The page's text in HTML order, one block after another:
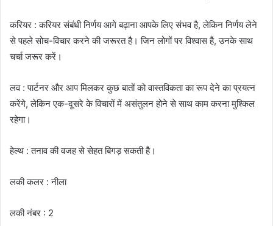
करियर : करियर संबंधी निर्णय आगे बढ़ाना आपके लिए संभव है, लेकिन निर्णय लेने
से पहले सोच-विचार करने की जरूरत है। जिन लोगों पर विश्वास है, उनके साथ
चर्चा जरूर करें।
लव : पार्टनर और आप मिलकर कुछ बातों को वास्तविकता का रूप देने का प्रयत्न
करेंगे, लेकिन एक-दूसरे के विचारों में असंतुलन होने से साथ काम करना मुश्किल
रहेगा।
हेल्थ : तनाव की वजह से सेहत बिगड़ सकती है।
लकी कलर : नीला
लकी नंबर : 2